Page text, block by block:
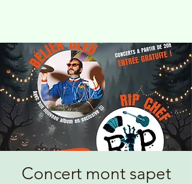
Concert mont sapet